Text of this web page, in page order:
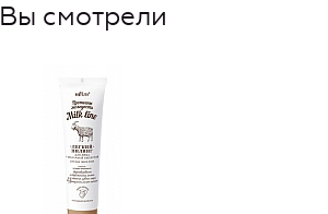
Вы смотрели